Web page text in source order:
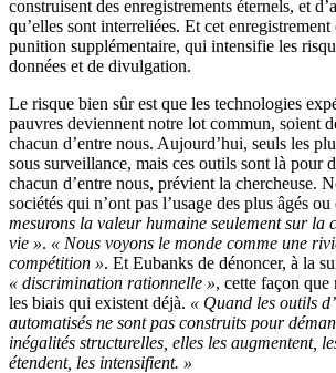
construisent des enregistrements éternels, et
qu’elles sont interreliées. Et cet enregistrement
punition supplémentaire, qui intensifie les
données et de divulgation.
Le risque bien sûr est que les technologies
pauvres deviennent notre lot commun, soient
chacun d’entre nous. Aujourd’hui, seuls les
sous surveillance, mais ces outils sont là pour
chacun d’entre nous, prévient la chercheuse.
sociétés qui n’ont pas l’usage des plus âgés
mesurons la valeur humaine seulement sur la
vie ». « Nous voyons le monde comme une
compétition ». Et Eubanks de dénoncer, à la
« discrimination rationnelle », cette façon que
les biais qui existent déjà. « Quand les outils
automatisés ne sont pas construits pour
inégalités structurelles, elles les augmentent,
étendent, les intensifient. »